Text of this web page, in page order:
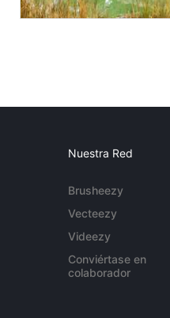
Nuestra Red
Brusheezy
Vecteezy
Videezy
Conviértase en
colaborador